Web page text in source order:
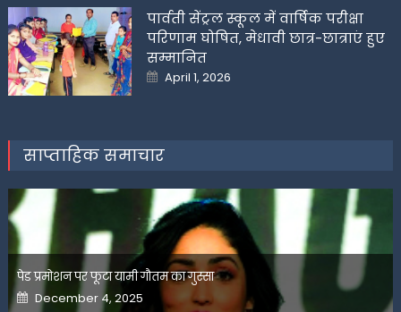
पार्वती सेंट्रल स्कूल में वार्षिक परीक्षा
परिणाम घोषित, मेधावी छात्र-छात्राएं हुए
सम्मानित
Posted
on
April 1, 2026
साप्ताहिक समाचार
पेड प्रमोशन पर फूटा यामी गौतम का गुस्सा
Posted
on
December 4, 2025